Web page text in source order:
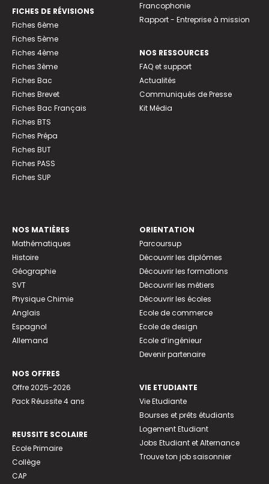
FICHES DE RÉVISIONS
Fiches 6ème
Fiches 5ème
Fiches 4ème
Fiches 3ème
Fiches Bac
Fiches Brevet
Fiches Bac Français
Fiches BTS
Fiches Prépa
Fiches BUT
Fiches PASS
Fiches SUP
Francophonie
Rapport - Entreprise à mission
NOS RESSOURCES
FAQ et support
Actualités
Communiqués de Presse
Kit Média
NOS MATIÈRES
Mathématiques
Histoire
Géographie
SVT
Physique Chimie
Anglais
Espagnol
Allemand
NOS OFFRES
Offre 2025-2026
Pack Réussite 4 ans
REUSSITE SCOLAIRE
Ecole Primaire
Collège
CAP
ORIENTATION
Parcoursup
Découvrir les diplômes
Découvrir les formations
Découvrir les métiers
Découvrir les écoles
Ecole de commerce
Ecole de design
Ecole d’ingénieur
Devenir partenaire
VIE ETUDIANTE
Vie Etudiante
Bourses et prêts étudiants
Logement Etudiant
Jobs Etudiant et Alternance
Trouve ton job saisonnier